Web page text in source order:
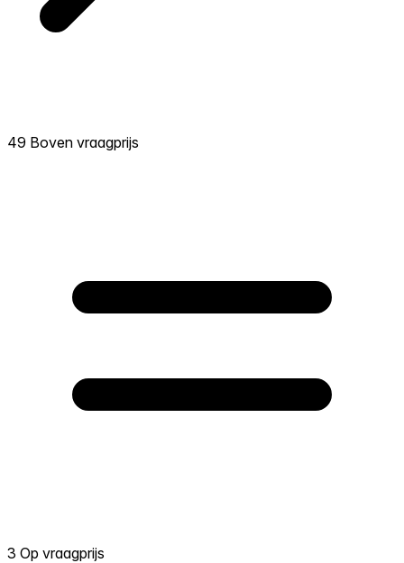
49 Boven vraagprijs
3 Op vraagprijs